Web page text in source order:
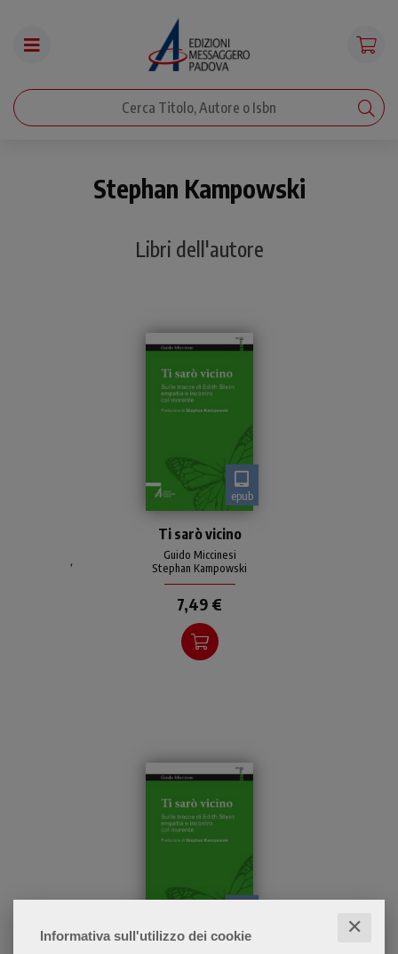
Informativa sull'utilizzo dei cookie ✕
Stephan Kampowski
Libri dell'autore
epub
indagini sull’empatia
(magistrale quella di Edith
Stein) l’autore accompagna
Ti sarò vicino
Guido Miccinesi
,
Stephan Kampowski
7,49 €